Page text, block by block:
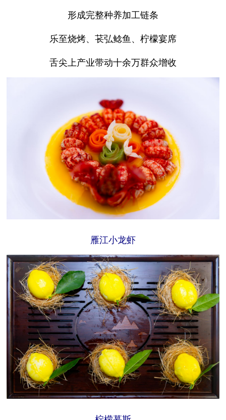
形成完整种养加工链条
乐至烧烤、苌弘鲶鱼、柠檬宴席
舌尖上产业带动十余万群众增收
雁江小龙虾